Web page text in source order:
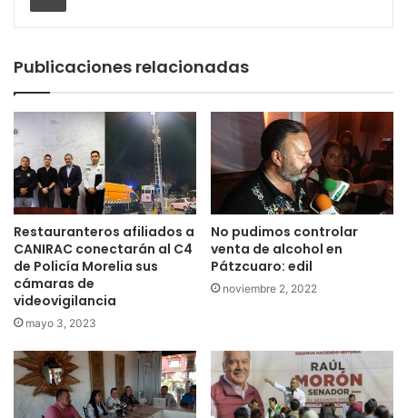
Publicaciones relacionadas
Restauranteros afiliados a
CANIRAC conectarán al C4
de Policía Morelia sus
cámaras de
videovigilancia
mayo 3, 2023
No pudimos controlar
venta de alcohol en
Pátzcuaro: edil
noviembre 2, 2022